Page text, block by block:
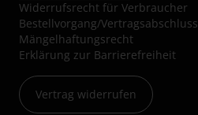
Widerrufsrecht für Verbraucher
Bestellvorgang/Vertragsabschluss
Mängelhaftungsrecht
Erklärung zur Barrierefreiheit
Vertrag widerrufen